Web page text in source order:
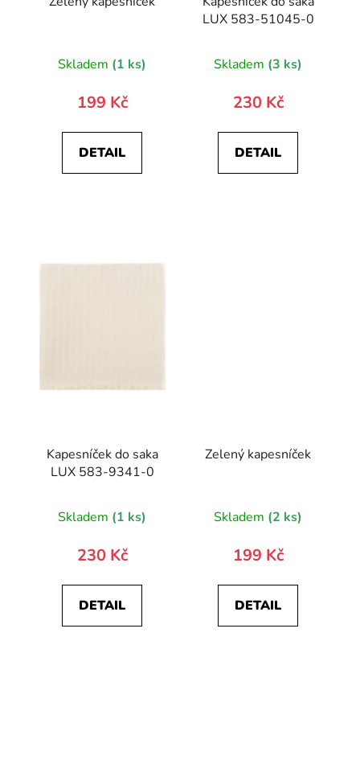
Skladem (1 ks)
199 Kč
DETAIL
LUX 583-51045-0
Skladem (3 ks)
230 Kč
DETAIL
Kapesníček do saka
LUX 583-9341-0
Skladem (1 ks)
230 Kč
DETAIL
Zelený kapesníček
Skladem (2 ks)
199 Kč
DETAIL